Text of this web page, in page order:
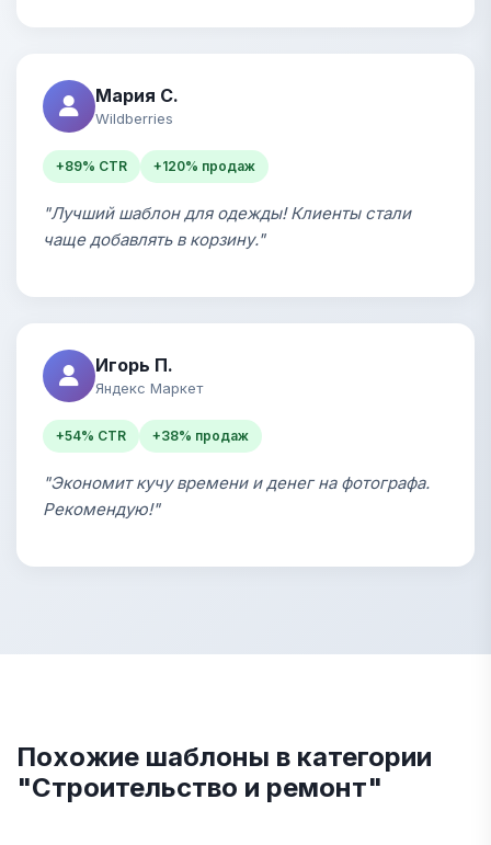
Мария С.
Wildberries
+89% CTR +120% продаж
"Лучший шаблон для одежды! Клиенты стали
чаще добавлять в корзину."
Игорь П.
Яндекс Маркет
+54% CTR +38% продаж
"Экономит кучу времени и денег на фотографа.
Рекомендую!"
Похожие шаблоны в категории
"Строительство и ремонт"